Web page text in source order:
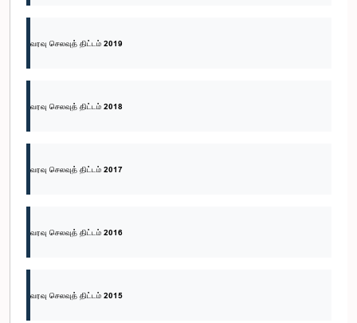
வரவு செலவுத் திட்டம் 2019
வரவு செலவுத் திட்டம் 2018
வரவு செலவுத் திட்டம் 2017
வரவு செலவுத் திட்டம் 2016
வரவு செலவுத் திட்டம் 2015